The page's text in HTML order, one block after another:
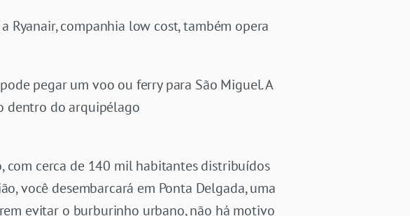
Ryanair, companhia low cost, também opera
pegar um voo ou ferry para São Miguel. A
dentro do arquipélago
com cerca de 140 mil habitantes distribuídos
você desembarcará em Ponta Delgada, uma
evitar o burburinho urbano, não há motivo